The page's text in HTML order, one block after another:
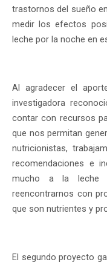
trastornos del sueño
medir los efectos
leche por la noche en
Al agradecer el
investigadora
contar con recursos
que nos permitan
nutricionistas,
recomendaciones e
mucho a la leche
reencontrarnos con
que son nutrientes y
El segundo proyecto